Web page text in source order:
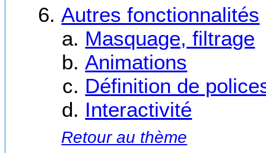
Autres fonctionnalités
Masquage, filtrage
Animations
Définition de
Interactivité
Retour au thème